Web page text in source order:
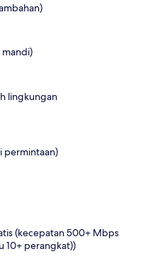
mandi)
lingkungan
permintaan)
(kecepatan 500+ Mbps
10+ perangkat))